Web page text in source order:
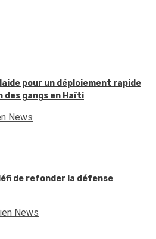
pour un déploiement rapide
des gangs en Haïti
News
de refonder la défense
News